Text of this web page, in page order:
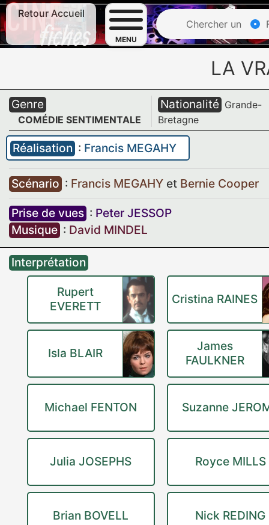
Retour Accueil
MENU
Chercher un
LA
Genre
COMÉDIE SENTIMENTALE
Nationalité Grande-
Bretagne
Réalisation : Francis MEGAHY
Scénario : Francis MEGAHY et Bernie Cooper
Prise de vues : Peter JESSOP
Musique : David MINDEL
Interprétation
Rupert
EVERETT
Cristina RAINES
Isla BLAIR
James
FAULKNER
Michael FENTON Suzanne
Julia JOSEPHS Royce MILLS
Brian BOVELL Nick REDING